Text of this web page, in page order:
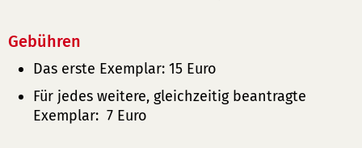
Gebühren
Das erste Exemplar: 15 Euro
Für jedes weitere, gleichzeitig beantragte
Exemplar: 7 Euro